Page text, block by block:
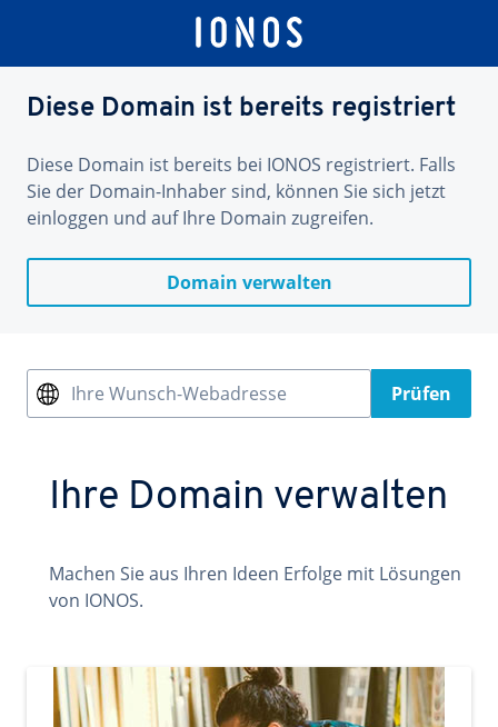
Diese Domain ist bereits registriert
Diese Domain ist bereits bei IONOS registriert. Falls
Sie der Domain-Inhaber sind, können Sie sich jetzt
einloggen und auf Ihre Domain zugreifen.
Domain verwalten
Ihre Wunsch-Webadresse Prüfen
Ihre Domain verwalten
Machen Sie aus Ihren Ideen Erfolge mit Lösungen
von IONOS.